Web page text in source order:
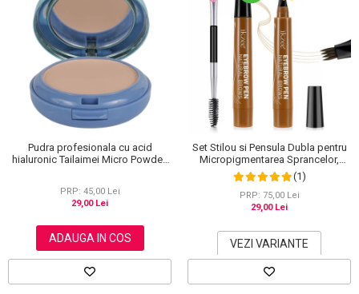
Pudra profesionala cu acid
hialuronic Tailaimei Micro Powder,
PRP: 45,00 Lei
29,00 Lei
ADAUGA IN COS
Set Stilou si Pensula Dubla pentru
Micropigmentarea Sprancelor,
Efect Natural de Microblading,
Aspect de Sprancene Pline
(1)
PRP: 75,00 Lei
29,00 Lei
VEZI VARIANTE